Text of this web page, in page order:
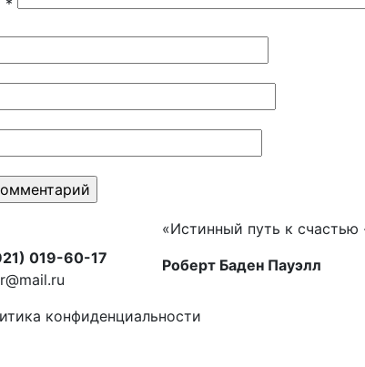
019-60-17
«Истинный путь к
Роберт Баден Пауэлл
конфиденциальности